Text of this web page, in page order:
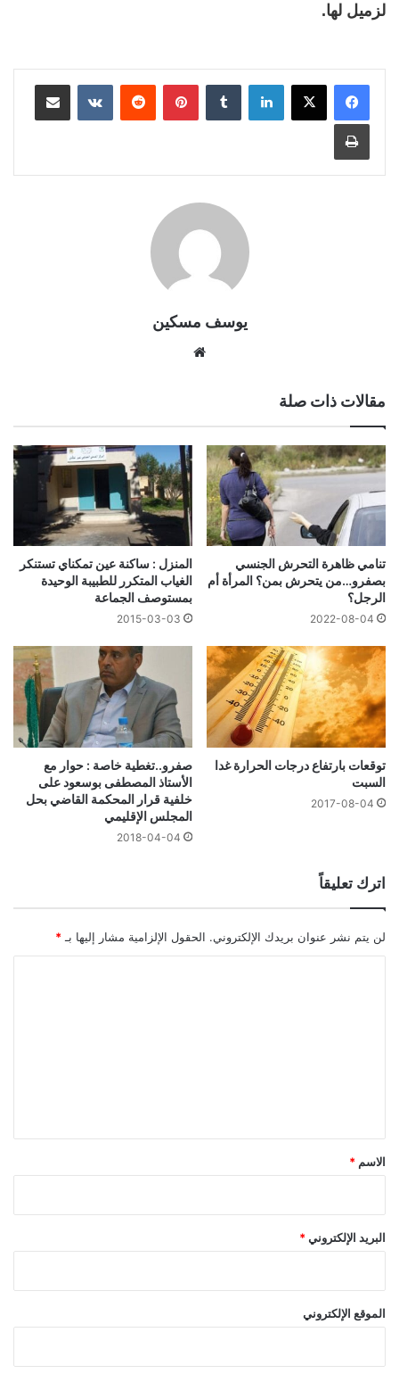
لزميل لها.
لينكدإن بينتيريست مشاركة عبر البريد
طباعة
يوسف مسكين
مقالات ذات صلة
تنامي ظاهرة التحرش الجنسي
بصفرو…من يتحرش بمن؟ المرأة أم
الرجل؟
2022-08-04
المنزل : ساكنة عين تمكناي تستنكر
الغياب المتكرر للطبيبة الوحيدة
بمستوصف الجماعة‎
2015-03-03
توقعات بارتفاع درجات الحرارة غدا
السبت
2017-08-04
صفرو..تغطية خاصة : حوار مع
الأستاذ المصطفى بوسعود على
خلفية قرار المحكمة القاضي بحل
المجلس الإقليمي
2018-04-04
اترك تعليقاً
لن يتم نشر عنوان بريدك الإلكتروني. الحقول الإلزامية مشار إليها بـ *
*
الاسم *
البريد الإلكتروني *
الموقع الإلكتروني